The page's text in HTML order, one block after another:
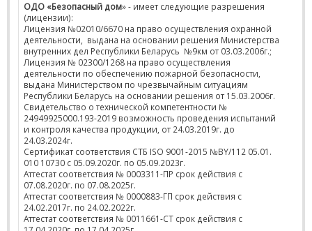
ОДО «Безопасный дом» - имеет следующие разрешения
(лицензии):
Лицензия №02010/6670 на право осуществления охранной
деятельности, выдана на основании решения Министерства
внутренних дел Республики Беларусь №9км от 03.03.2006г.;
Лицензия № 02300/1268 на право осуществления
деятельности по обеспечению пожарной безопасности,
выдана Министерством по чрезвычайным ситуациям
Республики Беларусь на основании решения от 15.03.2006г.
Свидетельство о технической компетентности №
24949925000.193-2019 возможность проведения испытаний
и контроля качества продукции, от 24.03.2019г. до
24.03.2024г.
Сертификат соответствия СТБ ISO 9001-2015 №BY/112 05.01.
010 10730 с 05.09.2020г. по 05.09.2023г.
Аттестат соответствия № 0003311-ПР срок действия с
07.08.2020г. по 07.08.2025г.
Аттестат соответствия № 0000883-ГП срок действия с
24.02.2017г. по 24.02.2022г.
Аттестат соответствия № 0011661-СТ срок действия с